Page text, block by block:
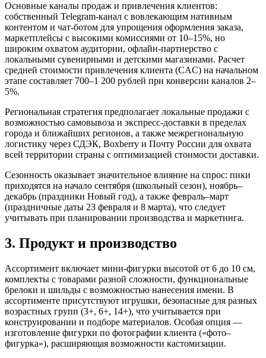
Основные каналы продаж и привлечения клиентов:
собственный Telegram-канал с вовлекающим нативным
контентом и чат-ботом для упрощения оформления заказа,
маркетплейсы с высокими комиссиями от 10–15%, но
широким охватом аудитории, офлайн-партнерство с
локальными сувенирными и детскими магазинами. Расчет
средней стоимости привлечения клиента (CAC) на начальном
этапе составляет 700–1 200 рублей при конверсии каналов 2–
5%.
Региональная стратегия предполагает локальные продажи с
возможностью самовывоза и экспресс-доставки в пределах
города и ближайших регионов, а также межрегиональную
логистику через СДЭК, Boxberry и Почту России для охвата
всей территории страны с оптимизацией стоимости доставки.
Сезонность оказывает значительное влияние на спрос: пики
приходятся на начало сентября (школьный сезон), ноябрь–
декабрь (праздники Новый год), а также февраль–март
(праздничные даты 23 февраля и 8 марта), что следует
учитывать при планировании производства и маркетинга.
3. Продукт и производство
Ассортимент включает мини-фигурки высотой от 6 до 10 см,
комплекты с товарами разной сложности, функциональные
брелоки и шильды с возможностью нанесения имени. В
ассортименте присутствуют игрушки, безопасные для разных
возрастных групп (3+, 6+, 14+), что учитывается при
конструировании и подборе материалов. Особая опция —
изготовление фигурки по фотографии клиента («фото–
фигурка»), расширяющая возможности кастомизации.